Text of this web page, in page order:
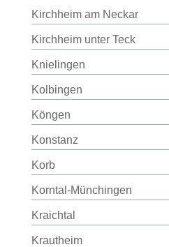
Kirchheim am Neckar
Kirchheim unter Teck
Knielingen
Kolbingen
Köngen
Konstanz
Korb
Korntal-Münchingen
Kraichtal
Krautheim